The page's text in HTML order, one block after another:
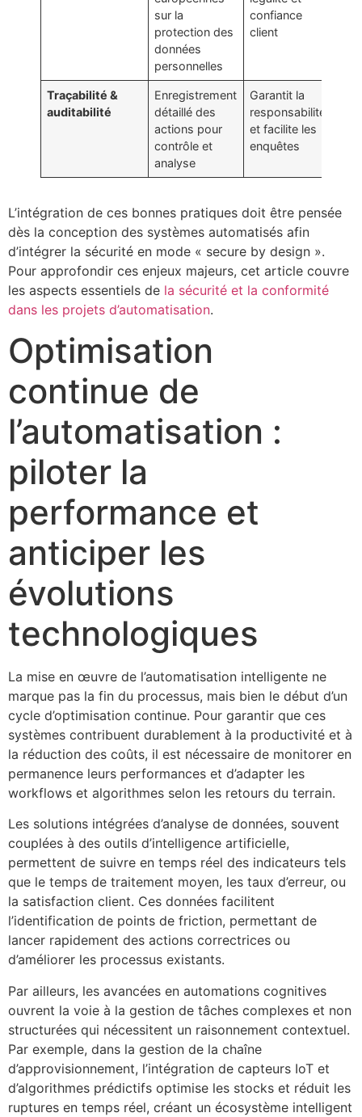
sur la
protection des
données
personnelles
confiance
client
Traçabilité &
auditabilité
Enregistrement
détaillé des
actions pour
contrôle et
analyse
Garantit la
responsabilité
et facilite les
enquêtes
L’intégration de ces bonnes pratiques doit être pensée
dès la conception des systèmes automatisés afin
d’intégrer la sécurité en mode « secure by design ».
Pour approfondir ces enjeux majeurs, cet article couvre
les aspects essentiels de la sécurité et la conformité
dans les projets d’automatisation.
Optimisation
continue de
l’automatisation :
piloter la
performance et
anticiper les
évolutions
technologiques
La mise en œuvre de l’automatisation intelligente ne
marque pas la fin du processus, mais bien le début d’un
cycle d’optimisation continue. Pour garantir que ces
systèmes contribuent durablement à la productivité et à
la réduction des coûts, il est nécessaire de monitorer en
permanence leurs performances et d’adapter les
workflows et algorithmes selon les retours du terrain.
Les solutions intégrées d’analyse de données, souvent
couplées à des outils d’intelligence artificielle,
permettent de suivre en temps réel des indicateurs tels
que le temps de traitement moyen, les taux d’erreur, ou
la satisfaction client. Ces données facilitent
l’identification de points de friction, permettant de
lancer rapidement des actions correctrices ou
d’améliorer les processus existants.
Par ailleurs, les avancées en automations cognitives
ouvrent la voie à la gestion de tâches complexes et non
structurées qui nécessitent un raisonnement contextuel.
Par exemple, dans la gestion de la chaîne
d’approvisionnement, l’intégration de capteurs IoT et
d’algorithmes prédictifs optimise les stocks et réduit les
ruptures en temps réel, créant un écosystème intelligent